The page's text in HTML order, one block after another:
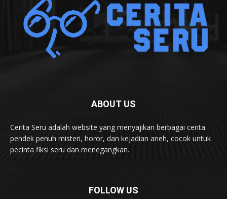
ABOUT US
Cerita Seru adalah website yang menyajikan berbagai cerita
pendek penuh misteri, horor, dan kejadian aneh, cocok untuk
pecinta fiksi seru dan menegangkan.
FOLLOW US